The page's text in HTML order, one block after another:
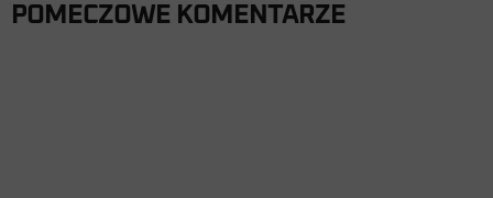
POMECZOWE KOMENTARZE